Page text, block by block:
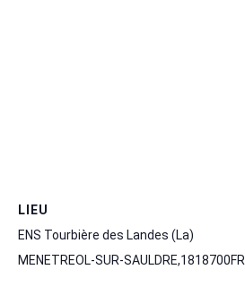
LIEU
ENS Tourbière des Landes (La)
MENETREOL-SUR-SAULDRE,1818700FR